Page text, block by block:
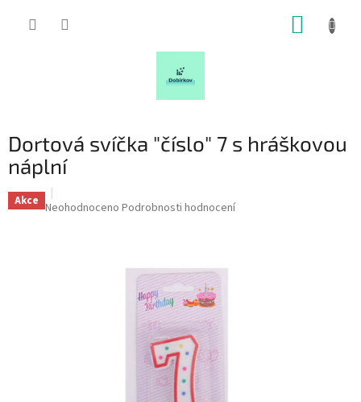
Dortová svíčka "číslo" 7 s hráškovou
náplní
Akce Průměrné
Neohodnoceno Podrobnosti hodnocení